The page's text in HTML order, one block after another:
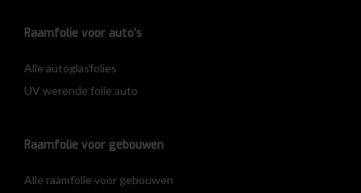
Raamfolie voor auto’s
Alle autoglasfolies
UV werende folie auto
Raamfolie voor gebouwen
Alle raamfolie voor gebouwen